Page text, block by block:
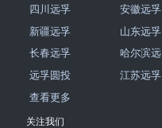
四川远孚
安徽远孚
新疆远孚
山东远孚
长春远孚
哈尔滨远
远孚圆投
江苏远孚
查看更多
关注我们